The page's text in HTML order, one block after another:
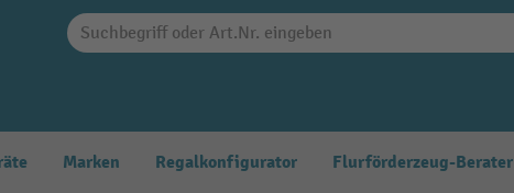
Marken Regalkonfigurator Flurförderzeug-Berater